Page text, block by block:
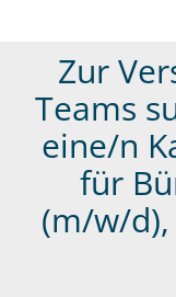
Zur
Teams
eine/n
für
(m/w/